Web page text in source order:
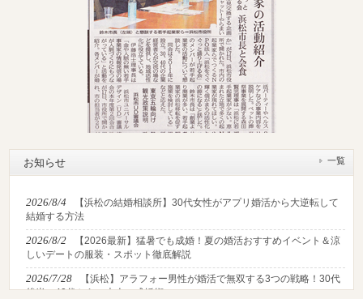
お知らせ 一覧
2026/8/4
【浜松の結婚相談所】30代女性がアプリ婚活から大逆転して
結婚する方法
2026/8/2
【2026最新】猛暑でも成婚！夏の婚活おすすめイベント＆涼
しいデートの服装・スポット徹底解説
2026/7/28
【浜松】アラフォー男性が婚活で無双する3つの戦略！30代
後半・40代からの大人の成婚術